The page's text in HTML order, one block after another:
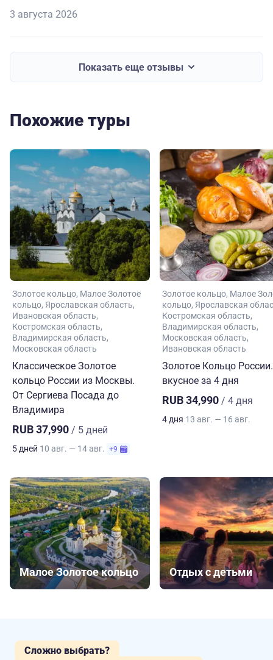
3 августа 2026
Показать еще отзывы
Похожие туры
Золотое кольцо Малое Золотое
кольцо Ярославская область
Ивановская область
Костромская область
Владимирская область
Московская область
Классическое Золотое
кольцо России из Москвы.
От Сергиева Посада до
Владимира
RUB 37,990 / 5 дней
5 дней 10 авг. — 14 авг. +9
Золотое кольцо Малое
кольцо Ярославская
Костромская область
Владимирская область
Московская область
Ивановская область
Золотое Кольцо
вкусное за 4 дня
RUB 34,990 / 4 дня
4 дня 13 авг. — 16 авг.
Малое Золотое кольцо Отдых с детьми
Сложно выбрать?